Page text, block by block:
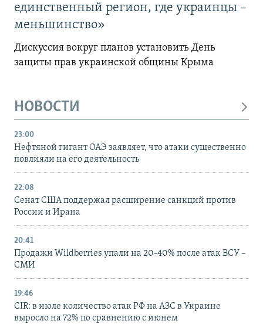
единственный регион, где украинцы –
меньшинство»
Дискуссия вокруг планов установить День
защиты прав украинской общины Крыма
НОВОСТИ
23:00
Нефтяной гигант ОАЭ заявляет, что атаки существенно
повлияли на его деятельность
22:08
Сенат США поддержал расширение санкций против
России и Ирана
20:41
Продажи Wildberries упали на 20-40% после атак ВСУ –
СМИ
19:46
CIR: в июле количество атак РФ на АЗС в Украине
выросло на 72% по сравнению с июнем